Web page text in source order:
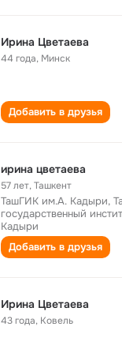
Ирина Цветаева
44 года, Минск
Добавить в друзья
ирина цветаева
57 лет,Ташкент
ТашГИК им.А. Кадыри,
государственный
Кадыри
Добавить в друзья
Ирина Цветаева
43 года, Ковель